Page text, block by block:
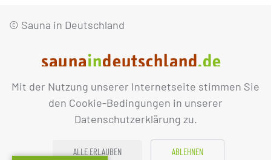
Mit der Nutzung unserer Internetseite stimmen Sie
den Cookie-Bedingungen in unserer
Datenschutzerklärung zu.
ALLE ERLAUBEN ABLEHNEN
© Sauna in Deutschland
IMPRESSUM DATENSCHUTZ